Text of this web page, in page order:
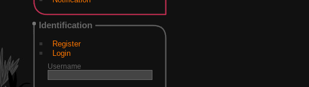
Identification
Register
Login
Username